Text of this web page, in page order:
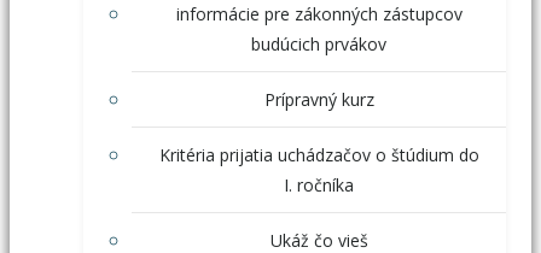
informácie pre zákonných zástupcov
budúcich prvákov
Prípravný kurz
Kritéria prijatia uchádzačov o štúdium do
I. ročníka
Ukáž čo vieš